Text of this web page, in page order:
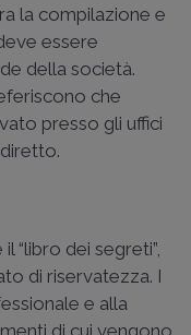
la compilazione e
essere
della società.
che
presso gli uffici
“libro dei segreti”,
di riservatezza. I
e alla
di cui vengono